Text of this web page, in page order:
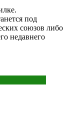
под
союзов либо
недавнего